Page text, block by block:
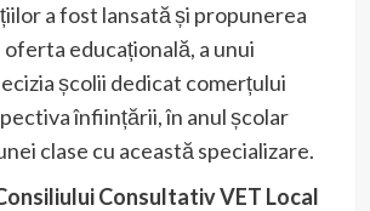
a fost lansată și propunerea
educațională, a unui
școlii dedicat comerțului
înființării, în anul școlar
clase cu această specializare.
Consultativ VET Local